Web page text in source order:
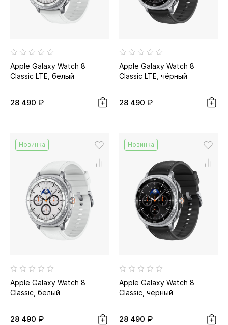
Apple Galaxy Watch 8
Classic LTE, белый
28 490 ₽
Apple Galaxy Watch 8
Classic LTE, чёрный
28 490 ₽
Новинка
Apple Galaxy Watch 8
Classic, белый
28 490 ₽
Новинка
Apple Galaxy Watch 8
Classic, чёрный
28 490 ₽